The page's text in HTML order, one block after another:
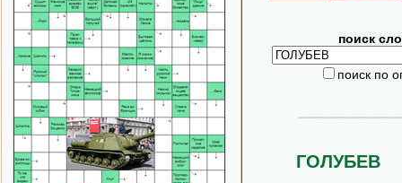
поиск
поиск по
ГОЛУБЕВ